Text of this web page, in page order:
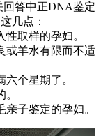
答中正DNA鉴定
几点：
取样的孕妇。
或羊水有限而不适
个星期了。
子鉴定的孕妇。